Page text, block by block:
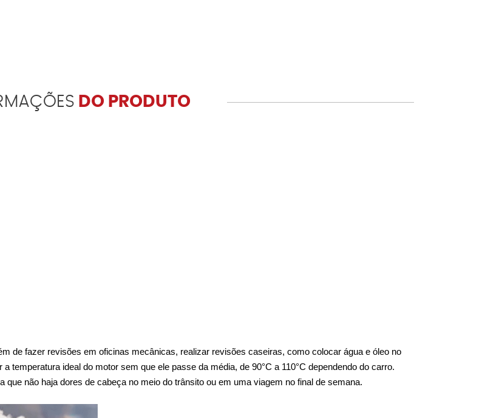
DO PRODUTO
de fazer revisões em oficinas mecânicas, realizar revisões caseiras, como colocar água e óleo no
temperatura ideal do motor sem que ele passe da média, de 90°C a 110°C dependendo do carro.
não haja dores de cabeça no meio do trânsito ou em uma viagem no final de semana.